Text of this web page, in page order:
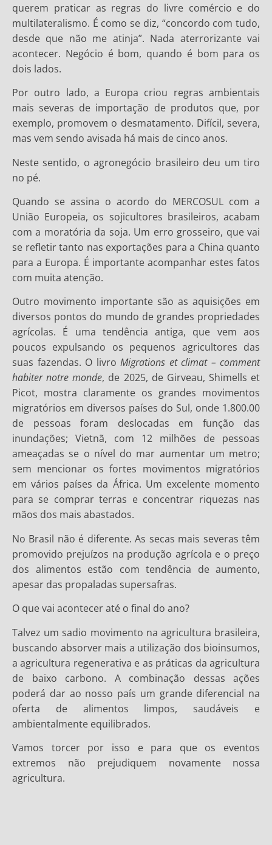
querem praticar as regras do livre comércio e do
multilateralismo. É como se diz, “concordo com tudo,
desde que não me atinja”. Nada aterrorizante vai
acontecer. Negócio é bom, quando é bom para os
dois lados.
Por outro lado, a Europa criou regras ambientais
mais severas de importação de produtos que, por
exemplo, promovem o desmatamento. Difícil, severa,
mas vem sendo avisada há mais de cinco anos.
Neste sentido, o agronegócio brasileiro deu um tiro
no pé.
Quando se assina o acordo do MERCOSUL com a
União Europeia, os sojicultores brasileiros, acabam
com a moratória da soja. Um erro grosseiro, que vai
se refletir tanto nas exportações para a China quanto
para a Europa. É importante acompanhar estes fatos
com muita atenção.
Outro movimento importante são as aquisições em
diversos pontos do mundo de grandes propriedades
agrícolas. É uma tendência antiga, que vem aos
poucos expulsando os pequenos agricultores das
suas fazendas. O livro Migrations et climat – comment
habiter notre monde, de 2025, de Girveau, Shimells et
Picot, mostra claramente os grandes movimentos
migratórios em diversos países do Sul, onde 1.800.00
de pessoas foram deslocadas em função das
inundações; Vietnã, com 12 milhões de pessoas
ameaçadas se o nível do mar aumentar um metro;
sem mencionar os fortes movimentos migratórios
em vários países da África. Um excelente momento
para se comprar terras e concentrar riquezas nas
mãos dos mais abastados.
No Brasil não é diferente. As secas mais severas têm
promovido prejuízos na produção agrícola e o preço
dos alimentos estão com tendência de aumento,
apesar das propaladas supersafras.
O que vai acontecer até o final do ano?
Talvez um sadio movimento na agricultura brasileira,
buscando absorver mais a utilização dos bioinsumos,
a agricultura regenerativa e as práticas da agricultura
de baixo carbono. A combinação dessas ações
poderá dar ao nosso país um grande diferencial na
oferta de alimentos limpos, saudáveis e
ambientalmente equilibrados.
Vamos torcer por isso e para que os eventos
extremos não prejudiquem novamente nossa
agricultura.